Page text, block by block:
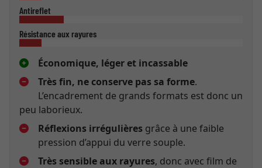
Antireflet
Résistance aux rayures
Économique, léger et incassable
Très fin, ne conserve pas sa forme.
L’encadrement de grands formats est donc un
peu laborieux.
Réflexions irrégulières grâce à une faible
pression d’appui du verre souple.
Très sensible aux rayures, donc avec film de